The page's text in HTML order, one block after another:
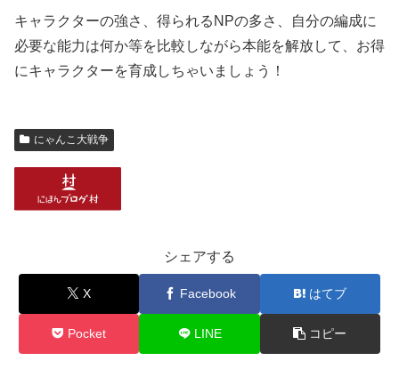
キャラクターの強さ、得られるNPの多さ、自分の編成に
必要な能力は何か等を比較しながら本能を解放して、お得
にキャラクターを育成しちゃいましょう！
にゃんこ大戦争
シェアする
X Facebook はてブ
Pocket LINE コピー